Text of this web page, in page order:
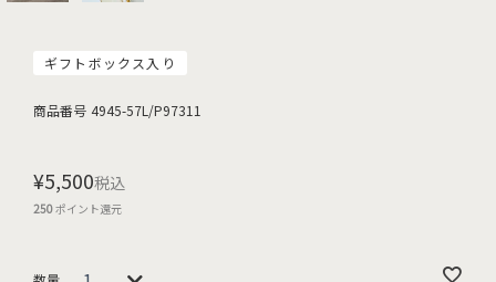
ギフトボックス入り
商品番号 4945-57L/P97311
¥5,500税込
250ポイント還元